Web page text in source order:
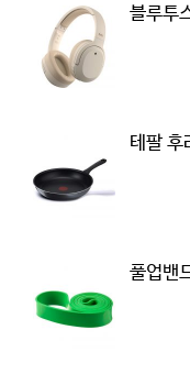
블루투
테팔
풀업밴